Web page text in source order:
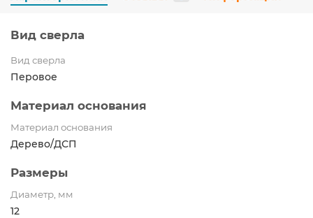
Вид сверла
Вид сверла
Перовое
Материал основания
Материал основания
Дерево/ДСП
Размеры
Диаметр, мм
12